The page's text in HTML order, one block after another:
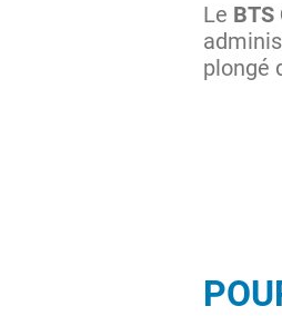
Le BTS
plongé